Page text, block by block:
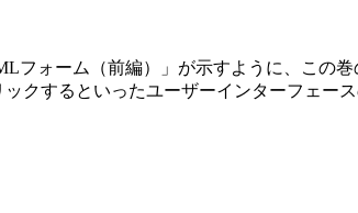
フォーム（前編）」が示すように、こ
クするといったユーザーインターフェース